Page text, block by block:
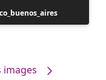
images